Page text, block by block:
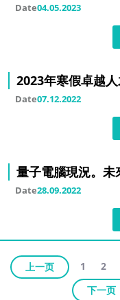
Date04.05.2023
2023年寒假卓越
Date07.12.2022
量子電腦現況。未
Date28.09.2022
上一页 1 2
下一页